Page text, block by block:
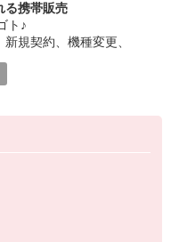
ター、受付
組立・検査
・エステ
る携帯販売
ト♪
規契約、機種変更、
ソフトバンク)など
UQなど格安スマホまで幅